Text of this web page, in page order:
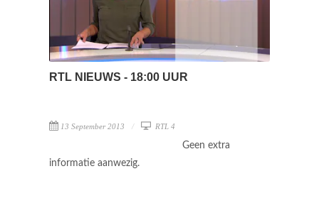
RTL NIEUWS - 18:00 UUR
13 September 2013 RTL 4
Geen extra
informatie aanwezig.